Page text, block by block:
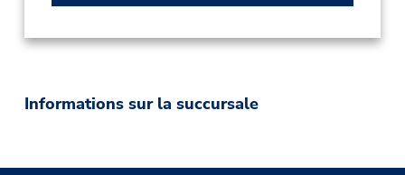
Informations sur la succursale